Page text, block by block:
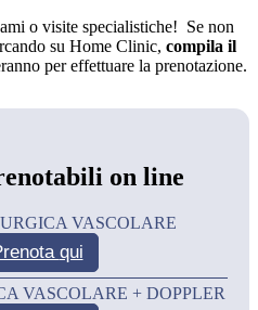
o visite specialistiche! Se non
su Home Clinic, compila il
per effettuare la prenotazione.
on line
VASCOLARE
qui
VASCOLARE + DOPPLER